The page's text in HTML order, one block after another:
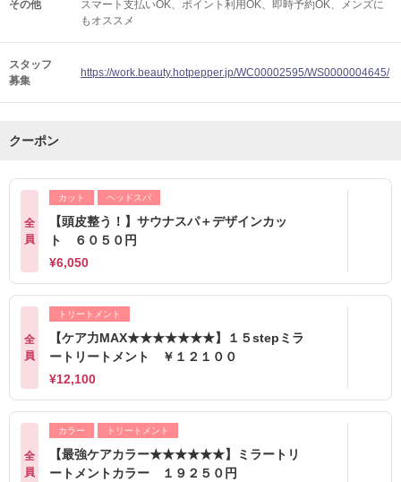
その他 スマート支払いOK ポイント利用OK 即時予約OK
メンズに
もオススメ
スタッフ
募集
https://work.beauty.hotpepper.jp/WC00002595/WS0000004645/
クーポン
全
員
カット ヘッドスパ
【頭皮整う！】サウナスパ＋デザインカッ
ト ６０５０円
¥6,050
全
員
トリートメント
【ケア力MAX★★★★★★★】１５stepミラ
ートリートメント ￥１２１００
¥12,100
全
員
カラー トリートメント
【最強ケアカラー★★★★★★】ミラートリ
ートメントカラー １９２５０円